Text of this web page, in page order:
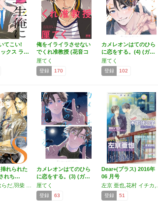
てこい!
ックス ラ…
俺をイライラさせない
でくれ准教授 (花音コ
ミ…
厘てく
登録 170
カメレオンはてのひら
に恋をする。(4) (ガ…
厘てく
登録 102
れられた
れち…
カメレオンはてのひら
に恋をする。(3) (ガ…
厘てく
登録 63
Dear+(プラス) 2016年
06 月号
登録 51